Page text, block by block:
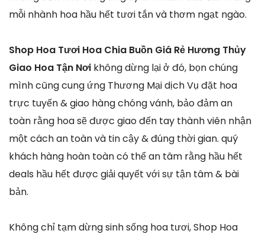
mỗi nhành hoa hầu hết tươi tắn và thơm ngạt ngào.
Shop Hoa Tươi Hoa Chia Buồn Giá Rẻ Hương Thủy
Giao Hoa Tận Nơi không dừng lại ở đó, bọn chúng
mình cũng cung ứng Thương Mại dịch Vụ đặt hoa
trực tuyến & giao hàng chóng vánh, bảo đảm an
toàn rằng hoa sẽ được giao đến tay thành viên nhận
một cách an toàn và tin cậy & đúng thời gian. quý
khách hàng hoàn toàn có thể an tâm rằng hầu hết
deals hầu hết được giải quyết với sự tận tâm & bài
bản.
Không chỉ tạm dừng sinh sống hoa tươi, Shop Hoa